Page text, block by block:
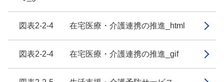
図表2-2-4 在宅医療・介護連携の推進_html
図表2-2-4 在宅医療・介護連携の推進_gif